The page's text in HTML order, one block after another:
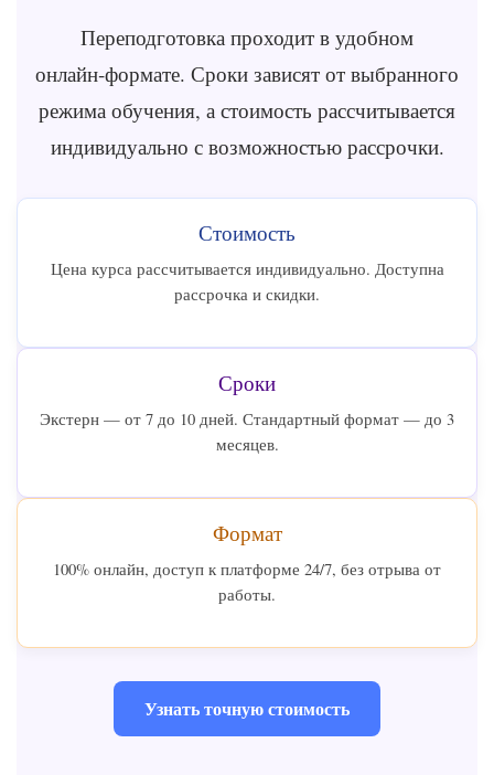
Переподготовка проходит в удобном
онлайн‑формате. Сроки зависят от выбранного
режима обучения, а стоимость рассчитывается
индивидуально с возможностью рассрочки.
Стоимость
Цена курса рассчитывается индивидуально. Доступна
рассрочка и скидки.
Сроки
Экстерн — от 7 до 10 дней. Стандартный формат — до 3
месяцев.
Формат
100% онлайн, доступ к платформе 24/7, без отрыва от
работы.
Узнать точную стоимость